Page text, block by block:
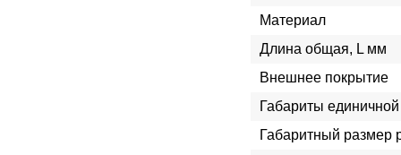
Материал
Длина общая, L мм
Внешнее покрытие
Габариты
Габаритный размер